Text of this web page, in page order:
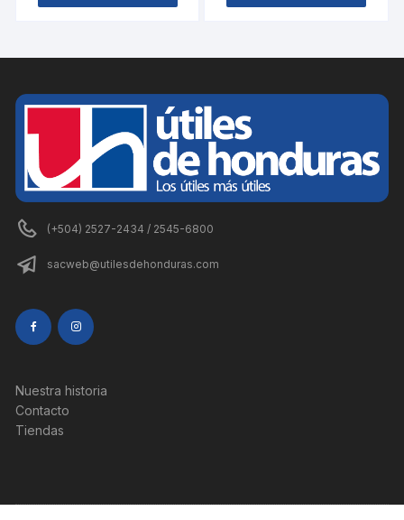
(+504) 2527-2434 / 2545-6800
sacweb@utilesdehonduras.com
Nuestra historia
Contacto
Tiendas